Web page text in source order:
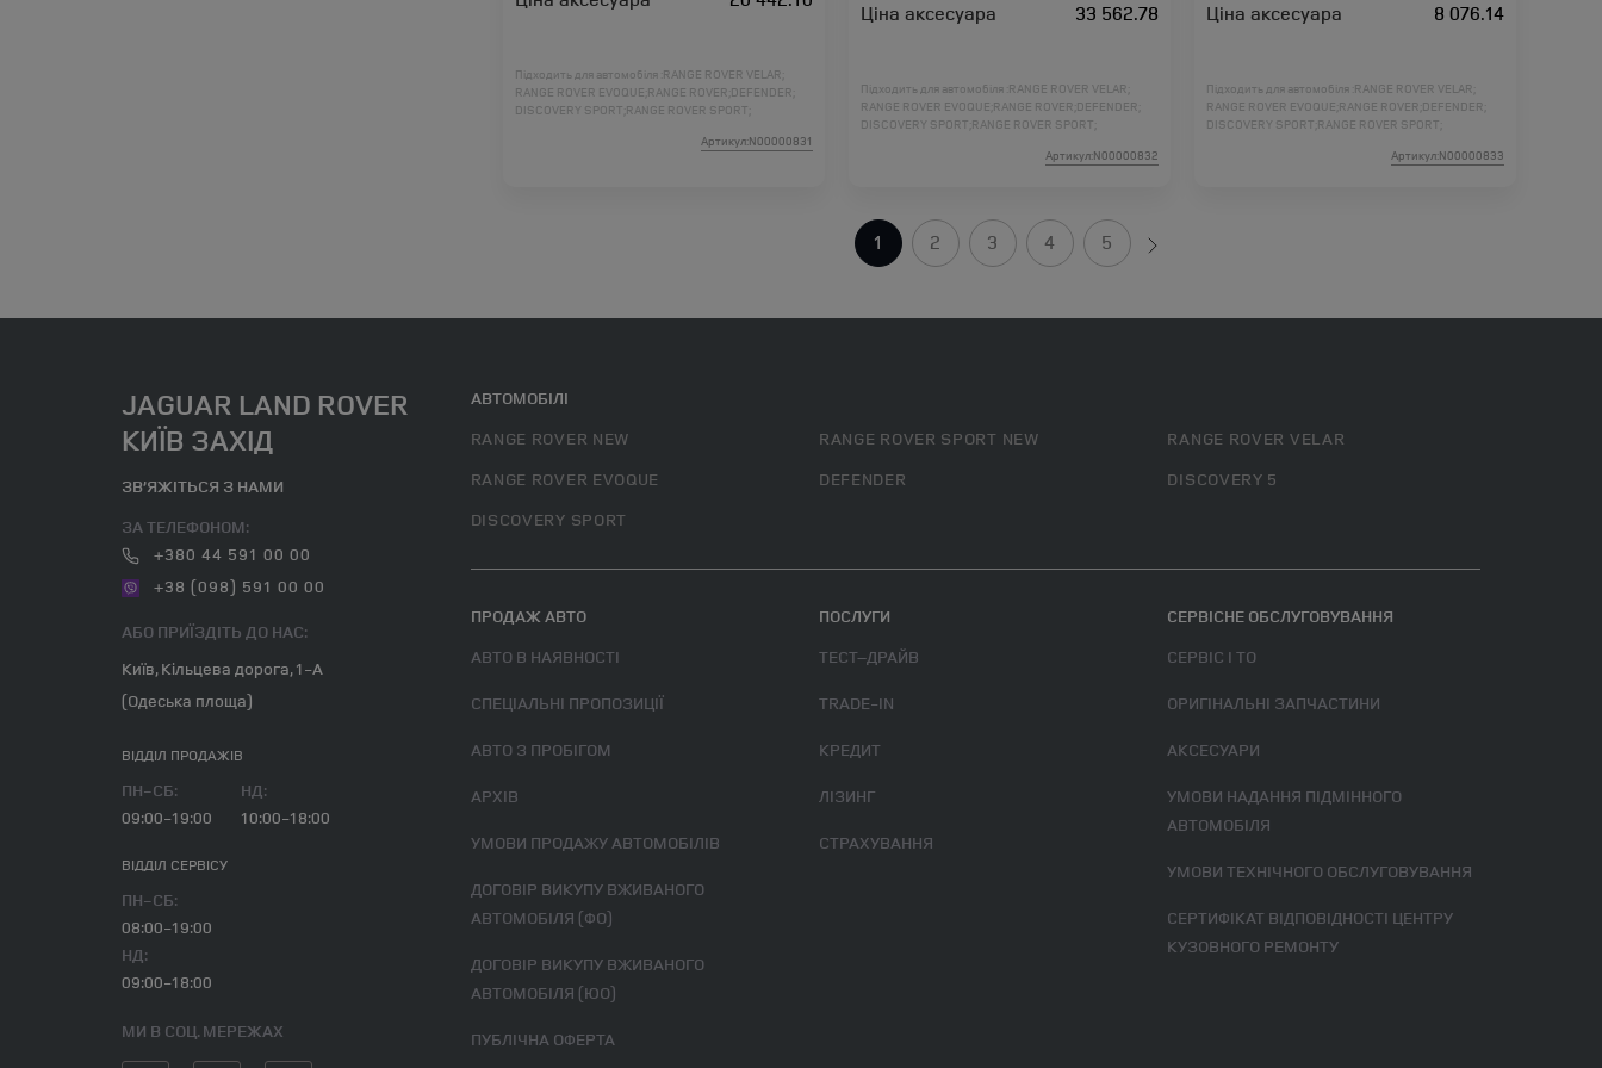
Підходить для автомобіля : RANGE ROVER VELAR;
RANGE ROVER EVOQUE; RANGE ROVER; DEFENDER;
DISCOVERY SPORT; RANGE ROVER SPORT;
RANGE ROVER SPORT L461;
Артикул:N00000831
Ціна аксесуара 33 562.78
Підходить для автомобіля : RANGE ROVER VELAR;
RANGE ROVER EVOQUE; RANGE ROVER; DEFENDER;
DISCOVERY SPORT; RANGE ROVER SPORT;
RANGE ROVER SPORT L461;
Артикул:N00000832
Ціна аксесуара 8 076.14
Підходить для автомобіля : RANGE ROVER VELAR;
RANGE ROVER EVOQUE; RANGE ROVER; DEFENDER;
DISCOVERY SPORT; RANGE ROVER SPORT;
RANGE ROVER SPORT L461;
Артикул:N00000833
1 2 3 4 5
JAGUAR LAND ROVER
КИЇВ ЗАХІД
ЗВ’ЯЖІТЬСЯ З НАМИ
ЗА ТЕЛЕФОНОМ:
+380 44 591 00 00
+38 (098) 591 00 00
АБО ПРИЇЗДІТЬ ДО НАС:
Київ, Кільцева дорога, 1-А
(Одеська площа)
ВІДДІЛ ПРОДАЖІВ
ПН-СБ:
09:00-19:00
НД:
10:00-18:00
ВІДДІЛ CЕРВІСУ
ПН-СБ:
08:00-19:00
НД:
09:00-18:00
МИ В СОЦ. МЕРЕЖАХ
АВТОМОБІЛІ
RANGE ROVER NEW
RANGE ROVER SPORT NEW
RANGE ROVER VELAR
RANGE ROVER EVOQUE
DEFENDER
DISCOVERY 5
DISCOVERY SPORT
ПРОДАЖ АВТО
АВТО В НАЯВНОСТІ
СПЕЦІАЛЬНІ ПРОПОЗИЦІЇ
АВТО З ПРОБІГОМ
АРХІВ
УМОВИ ПРОДАЖУ АВТОМОБІЛІВ
ДОГОВІР ВИКУПУ ВЖИВАНОГО
АВТОМОБІЛЯ (ФО)
ДОГОВІР ВИКУПУ ВЖИВАНОГО
АВТОМОБІЛЯ (ЮО)
ПУБЛІЧНА ОФЕРТА
ПОСЛУГИ
ТЕСТ–ДРАЙВ
TRADE-IN
КРЕДИТ
ЛІЗИНГ
СТРАХУВАННЯ
СЕРВІСНЕ ОБСЛУГОВУВАННЯ
СЕРВІС І ТО
ОРИГІНАЛЬНІ ЗАПЧАСТИНИ
АКСЕСУАРИ
УМОВИ НАДАННЯ ПІДМІННОГО
АВТОМОБІЛЯ
УМОВИ ТЕХНІЧНОГО ОБСЛУГОВУВАННЯ
СЕРТИФІКАТ ВІДПОВІДНОСТІ ЦЕНТРУ
КУЗОВНОГО РЕМОНТУ